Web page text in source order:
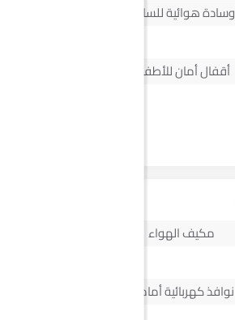
وسادة هوائية للسائق
أقفال أمان للأطفال
مكيف الهواء
نوافذ كهربائية أمامية